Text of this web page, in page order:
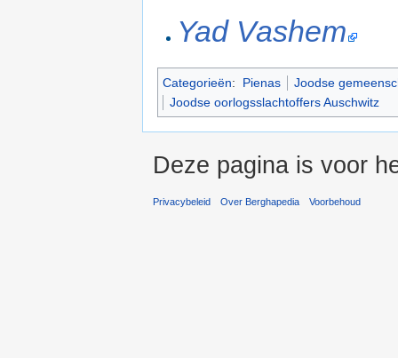
Yad Vashem
Categorieën: Pienas
Joodse
Joodse oorlogsslachtoffers Auschwitz
Deze pagina is voor
Privacybeleid Over Berghapedia Voorbehoud